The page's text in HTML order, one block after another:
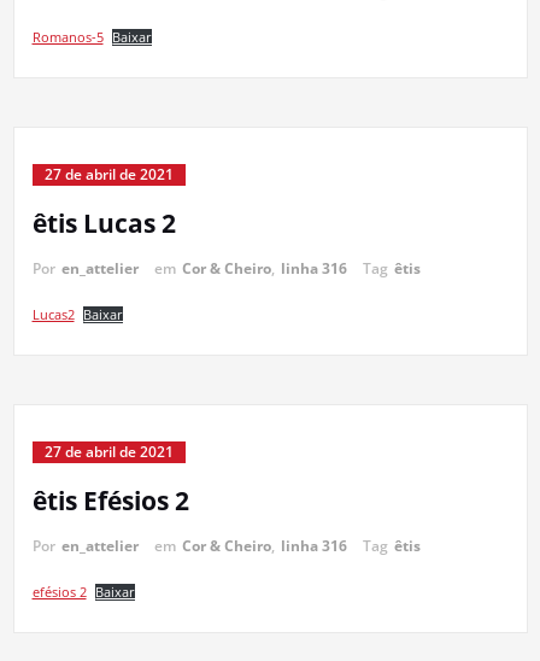
Romanos-5 Baixar
27 de abril de 2021
êtis Lucas 2
Por en_attelier em Cor & Cheiro, linha 316 Tag êtis
Lucas2 Baixar
27 de abril de 2021
êtis Efésios 2
Por en_attelier em Cor & Cheiro, linha 316 Tag êtis
efésios 2 Baixar